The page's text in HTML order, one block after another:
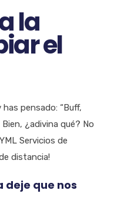
la
el
pensado: “Buff,
¿adivina qué? No
Servicios de
distancia!
deje que nos